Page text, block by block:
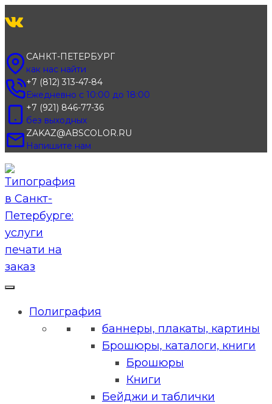
к
САНКТ-ПЕТЕРБУРГ
как нас найти
+7 (812) 313-47-84
Ежедневно с 10:00 до 18:00
+7 (921) 846-77-36
без выходных
ZAKAZ@ABSCOLOR.RU
Напишите нам
Полиграфия
баннеры, плакаты, картины
Брошюры, каталоги, книги
Брошюры
Книги
Бейджи и таблички